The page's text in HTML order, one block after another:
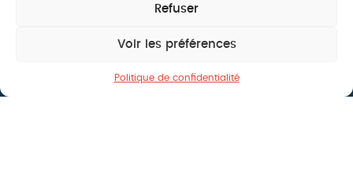
votre projet pergola
Refuser
Voir les préférences
Politique de confidentialité